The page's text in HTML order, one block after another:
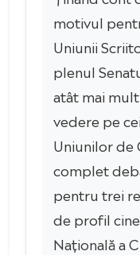
motivul
Uniunii
plenul
atât mai
vedere pe
Uniunilor de
complet
pentru trei
de profil
Națională a